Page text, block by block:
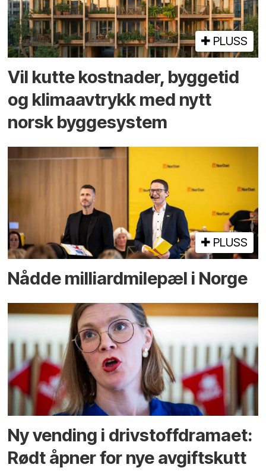
PLUSS
Vil kutte kostnader, byggetid
og klima­avtrykk med nytt
norsk bygge­system
PLUSS
Nådde milliard­­milepæl i Norge
Ny vending i drivstoffdramaet:
Rødt åpner for nye avgiftskutt